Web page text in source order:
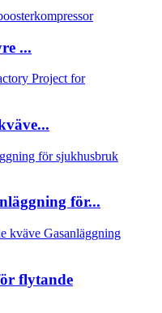
...
för...
flytande